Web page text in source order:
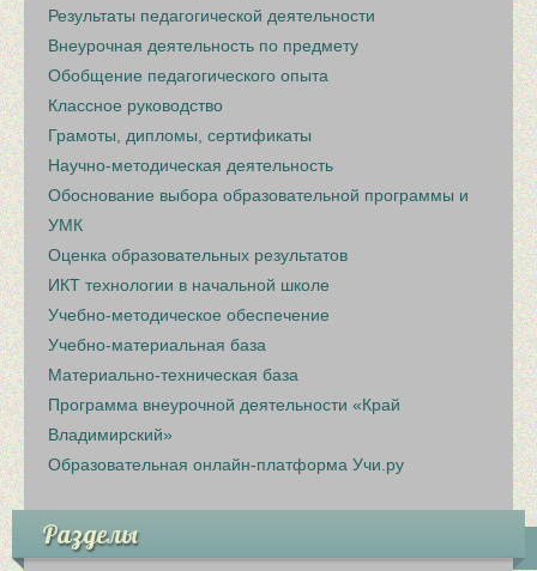
Результаты педагогической деятельности
Внеурочная деятельность по предмету
Обобщение педагогического опыта
Классное руководство
Грамоты, дипломы, сертификаты
Научно-методическая деятельность
Обоснование выбора образовательной программы и
УМК
Оценка образовательных результатов
ИКТ технологии в начальной школе
Учебно-методическое обеспечение
Учебно-материальная база
Материально-техническая база
Программа внеурочной деятельности «Край
Владимирский»
Образовательная онлайн-платформа Учи.ру
Разделы